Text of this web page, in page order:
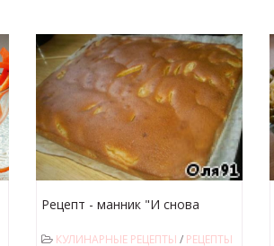
Рецепт - манник "И снова
КУЛИНАРНЫЕ РЕЦЕПТЫ / РЕЦЕПТЫ